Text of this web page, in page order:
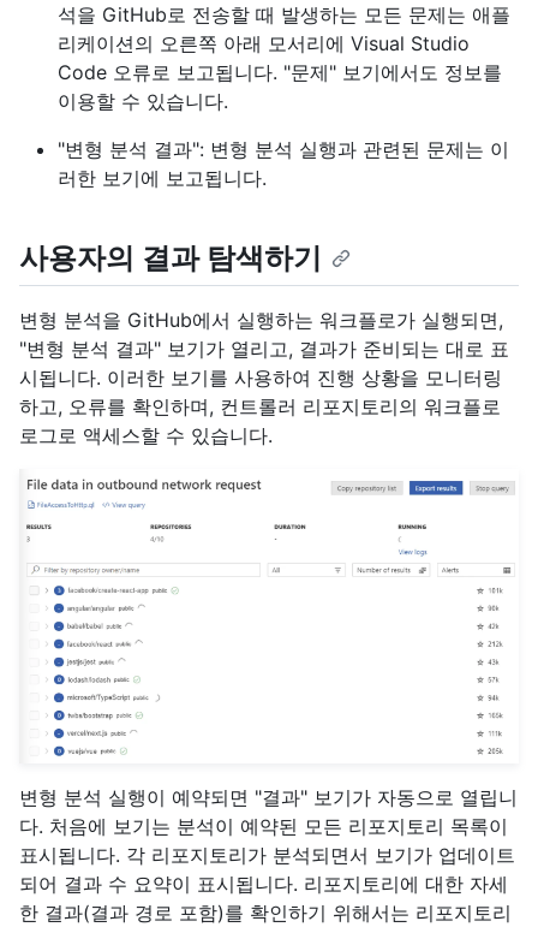
석을 GitHub로 전송할 때 발생하는 모든 문제는 애플
리케이션의 오른쪽 아래 모서리에 Visual Studio
Code 오류로 보고됩니다. "문제" 보기에서도 정보를
이용할 수 있습니다.
"변형 분석 결과": 변형 분석 실행과 관련된 문제는 이
러한 보기에 보고됩니다.
사용자의 결과 탐색하기
변형 분석을 GitHub에서 실행하는 워크플로가 실행되면,
"변형 분석 결과" 보기가 열리고, 결과가 준비되는 대로 표
시됩니다. 이러한 보기를 사용하여 진행 상황을 모니터링
하고, 오류를 확인하며, 컨트롤러 리포지토리의 워크플로
로그로 액세스할 수 있습니다.
변형 분석 실행이 예약되면 "결과" 보기가 자동으로 열립니
다. 처음에 보기는 분석이 예약된 모든 리포지토리 목록이
표시됩니다. 각 리포지토리가 분석되면서 보기가 업데이트
되어 결과 수 요약이 표시됩니다. 리포지토리에 대한 자세
한 결과(결과 경로 포함)를 확인하기 위해서는 리포지토리